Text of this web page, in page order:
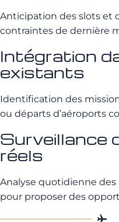
Anticipation des slots et
contraintes de dernière
Intégration
existants
Identification des
ou départs d’aéroports
Surveillance
réels
Analyse quotidienne
pour proposer des